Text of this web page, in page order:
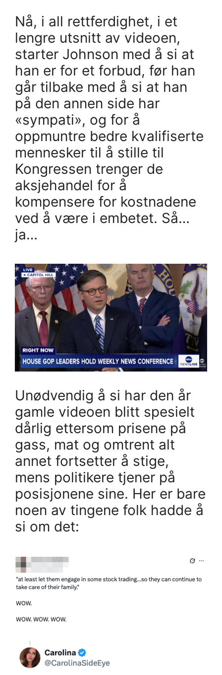
Nå, i all rettferdighet, i et
lengre utsnitt av videoen,
starter Johnson med å si at
han er for et forbud, før han
går tilbake med å si at han
på den annen side har
«sympati», og for å
oppmuntre bedre kvalifiserte
mennesker til å stille til
Kongressen trenger de
aksjehandel for å
kompensere for kostnadene
ved å være i embetet. Så…
ja…
Unødvendig å si har den år
gamle videoen blitt spesielt
dårlig ettersom prisene på
gass, mat og omtrent alt
annet fortsetter å stige,
mens politikere tjener på
posisjonene sine. Her er bare
noen av tingene folk hadde å
si om det: